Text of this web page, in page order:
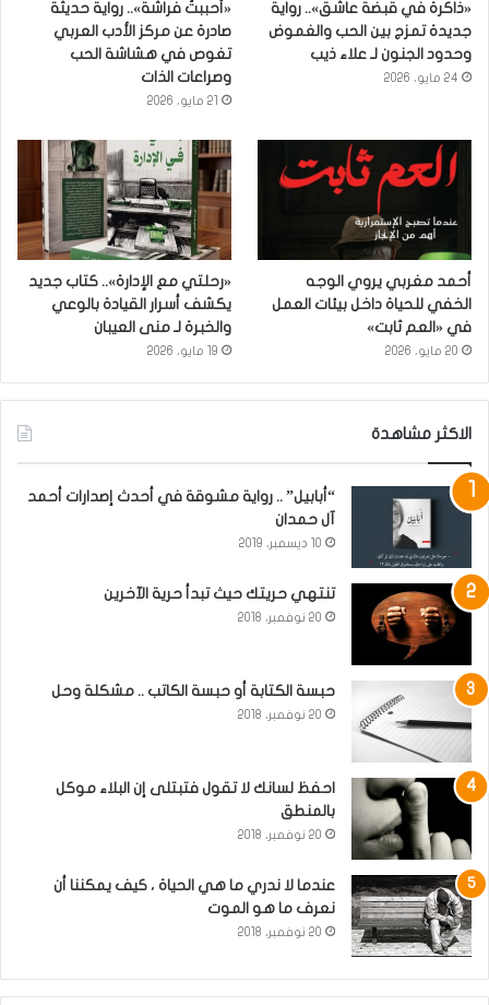
«ذاكرة في قبضة عاشق».. رواية
جديدة تمزج بين الحب والغموض
وحدود الجنون لـ علاء ذيب
24 مايو، 2026
«أحببتُ فراشة».. رواية حديثة
صادرة عن مركز الأدب العربي
تغوص في هشاشة الحب
وصراعات الذات
21 مايو، 2026
أحمد مغربي يروي الوجه
الخفي للحياة داخل بيئات العمل
في «العم ثابت»
20 مايو، 2026
«رحلتي مع الإدارة».. كتاب جديد
يكشف أسرار القيادة بالوعي
والخبرة لـ منى العيبان
19 مايو، 2026
الاكثر مشاهدة
“أبابيل” .. رواية مشوقة في أحدث إصدارات أحمد
آل حمدان
10 ديسمبر، 2019
تنتهي حريتك حيث تبدأ حرية الآخرين
20 نوفمبر، 2018
حبسة الكتابة أو حبسة الكاتب .. مشكلة وحل
20 نوفمبر، 2018
احفظ لسانك لا تقول فتبتلى إن البلاء موكل
بالمنطق
20 نوفمبر، 2018
عندما لا ندري ما هي الحياة ، كيف يمكننا أن
نعرف ما هو الموت
20 نوفمبر، 2018